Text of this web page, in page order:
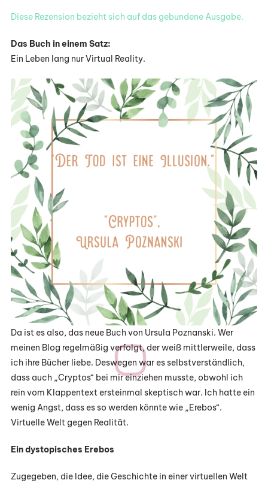
Diese Rezension bezieht sich auf das gebundene Ausgabe.
Das Buch in einem Satz:
Ein Leben lang nur Virtual Reality.
Da ist es also, das neue Buch von Ursula Poznanski. Wer
meinen Blog regelmäßig verfolgt, der weiß mittlerweile, dass
ich ihre Bücher liebe. Deswegen war es selbstverständlich,
dass auch „Cryptos“ bei mir einziehen musste, obwohl ich
rein vom Klappentext ersteinmal skeptisch war. Ich hatte ein
wenig Angst, dass es so werden könnte wie „Erebos“.
Virtuelle Welt gegen Realität.
Ein dystopisches Erebos
Zugegeben, die Idee, die Geschichte in einer virtuellen Welt